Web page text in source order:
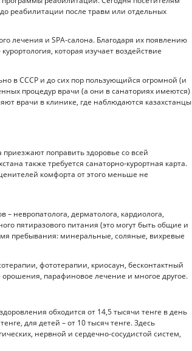
реабилитации после травм или отдельных
лечения и SPA-салона. Благодаря их появлению
которая изучает воздействие
в СССР и до сих пор пользующийся огромной (и
процедур врачи (а они в санаториях имеются)
врачи в клинике, где наблюдаются казахстанцы
поправить здоровье со всей
также требуется санаторно-курортная карта.
комфорта от этого меньше не
невропатолога, дерматолога, кардиолога,
пятиразового питания (это могут быть общие и
пребывания: минеральные, соляные, вихревые
фототерапии, криосаун, бесконтактный
парафиновое лечение и многое другое.
обходится от 14,5 тысячи тенге в день
для детей – от 10 тысяч тенге. Здесь
нервной и сердечно-сосудистой систем,